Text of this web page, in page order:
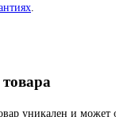
уникален и может